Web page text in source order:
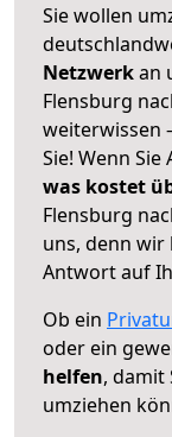
Sie wollen
Netzwerkan
Flensburg
weiterwissen
Sie! Wenn
was kostet
Flensburg
uns, denn wir
Antwort auf
Ob ein
oder ein
helfen, damit
umziehen